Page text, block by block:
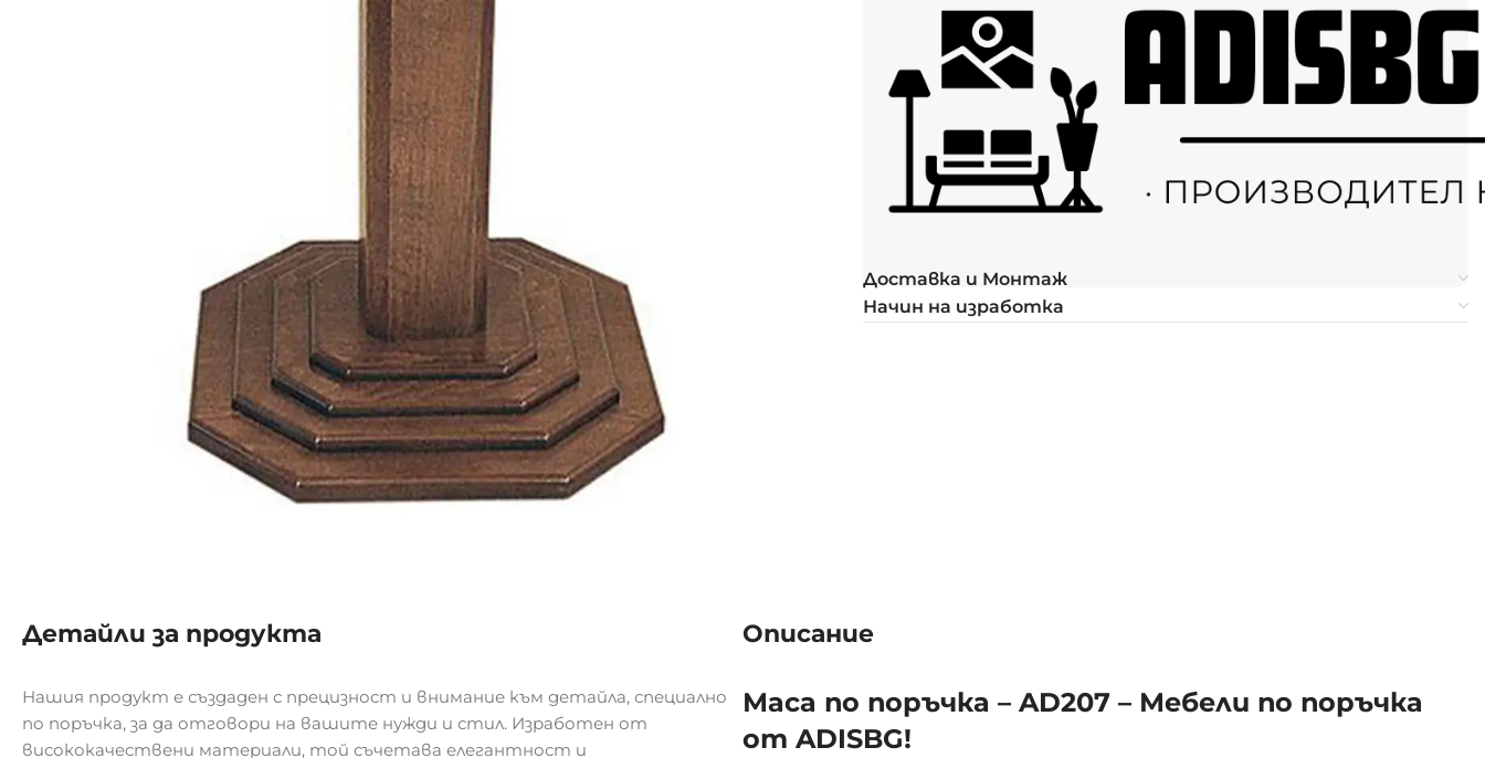
Доставка и Монтаж
Начин на изработка
Детайли за продукта
Нашия продукт е създаден с прецизност и внимание към детайла, специално
по поръчка, за да отговори на вашите нужди и стил. Изработен от
висококачествени материали, той съчетава елегантност и
Описание
Маса по поръчка – AD207 – Мебели по поръчка
от ADISBG!